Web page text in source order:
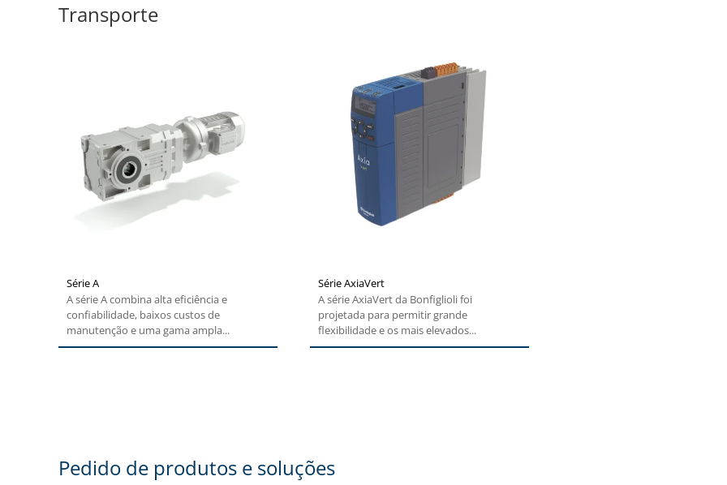
Transporte
Série A
A série A combina alta eficiência e
confiabilidade, baixos custos de
manutenção e uma gama ampla...
Série AxiaVert
A série AxiaVert da Bonfiglioli foi
projetada para permitir grande
flexibilidade e os mais elevados...
Pedido de produtos e soluções